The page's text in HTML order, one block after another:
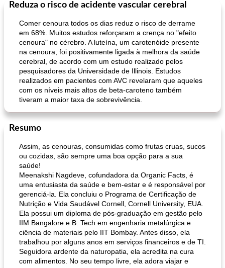
Reduza o risco de acidente vascular cerebral
Comer cenoura todos os dias reduz o risco de derrame
em 68%. Muitos estudos reforçaram a crença no "efeito
cenoura" no cérebro. A luteína, um carotenóide presente
na cenoura, foi positivamente ligada à melhora da saúde
cerebral, de acordo com um estudo realizado pelos
pesquisadores da Universidade de Illinois. Estudos
realizados em pacientes com AVC revelaram que aqueles
com os níveis mais altos de beta-caroteno também
tiveram a maior taxa de sobrevivência.
Resumo
Assim, as cenouras, consumidas como frutas cruas, sucos
ou cozidas, são sempre uma boa opção para a sua
saúde!
Meenakshi Nagdeve, cofundadora da Organic Facts, é
uma entusiasta da saúde e bem-estar e é responsável por
gerenciá-la. Ela concluiu o Programa de Certificação de
Nutrição e Vida Saudável Cornell, Cornell University, EUA.
Ela possui um diploma de pós-graduação em gestão pelo
IIM Bangalore e B. Tech em engenharia metalúrgica e
ciência de materiais pelo IIT Bombay. Antes disso, ela
trabalhou por alguns anos em serviços financeiros e de TI.
Seguidora ardente da naturopatia, ela acredita na cura
com alimentos. No seu tempo livre, ela adora viajar e